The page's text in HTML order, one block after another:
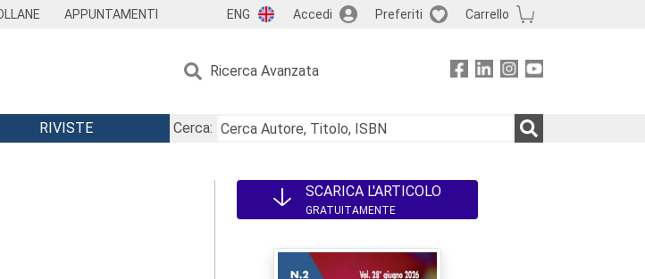
APPUNTAMENTI ENG Accedi Preferiti Carrello
Ricerca Avanzata
RIVISTE
Cerca:
SCARICA L'ARTICOLO
GRATUITAMENTE